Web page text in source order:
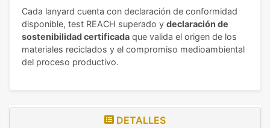
Cada lanyard cuenta con declaración de conformidad
disponible, test REACH superado y declaración de
sostenibilidad certificada que valida el origen de los
materiales reciclados y el compromiso medioambiental
del proceso productivo.
DETALLES